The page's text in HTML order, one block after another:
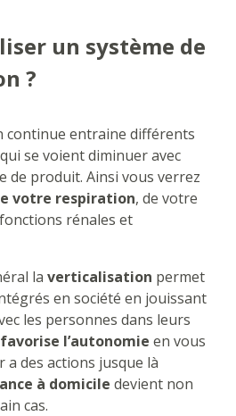
un système de
?
continue entraine différents
se voient diminuer avec
de produit. Ainsi vous verrez
votre respiration, de votre
rénales et
la verticalisation permet
en société en jouissant
les personnes dans leurs
favorise l’autonomie en vous
a des actions jusque là
à domicile devient non
cas.